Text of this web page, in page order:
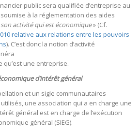
public sera qualifiée d’entreprise au
à la réglementation des aides
activité qui est économique» (Cf.
relative aux relations entre les pouvoirs
). C’est donc la notion d’activité
qu’est une entreprise.
d’intérêt général
et un sigle communautaires
une association qui a en charge une
général est en charge de l’exécution
général (SIEG).